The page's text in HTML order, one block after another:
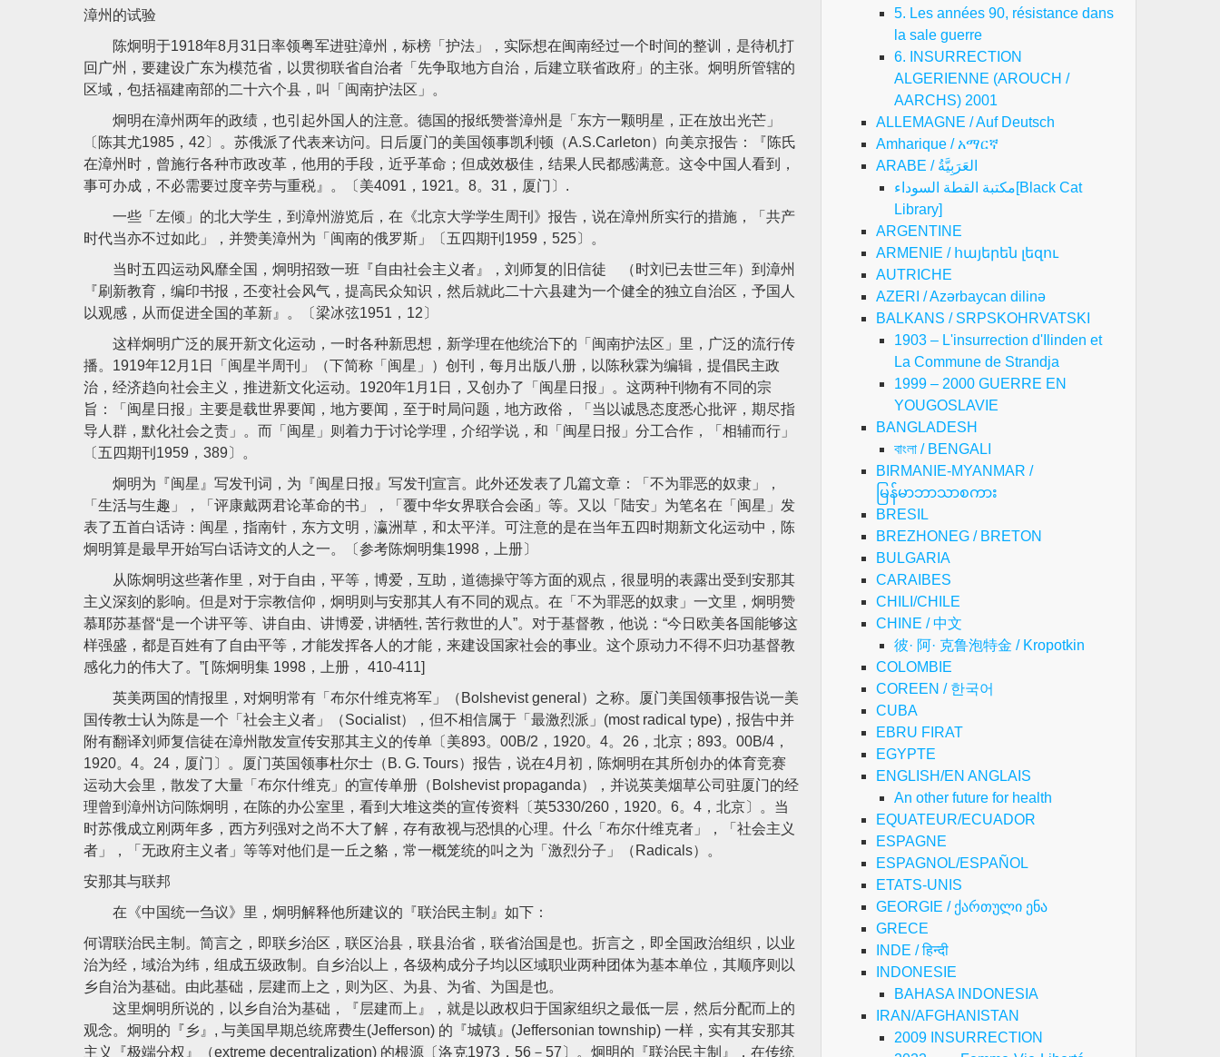
漳州的试验
陈炯明于1918年8月31日率领粤军进驻漳州，标榜「护法」，实际想在闽南经过一个时间的整训，是待机打
回广州，要建设广东为模范省，以贯彻联省自治者「先争取地方自治，后建立联省政府」的主张。炯明所管辖的
区域，包括福建南部的二十六个县，叫「闽南护法区」。
炯明在漳州两年的政绩，也引起外国人的注意。德国的报纸赞誉漳州是「东方一颗明星，正在放出光芒」
〔陈其尤1985，42〕。苏俄派了代表来访问。日后厦门的美国领事凯利顿（A.S.Carleton）向美京报告：『陈氏
在漳州时，曾施行各种市政改革，他用的手段，近乎革命；但成效极佳，结果人民都感满意。这令中国人看到，
事可办成，不必需要过度辛劳与重税』。〔美4091，1921。8。31，厦门〕.
一些「左倾」的北大学生，到漳州游览后，在《北京大学学生周刊》报告，说在漳州所实行的措施，「共产
时代当亦不过如此」，并赞美漳州为「闽南的俄罗斯」〔五四期刊1959，525〕。
当时五四运动风靡全国，炯明招致一班『自由社会主义者』，刘师复的旧信徒 （时刘已去世三年）到漳州
『刷新教育，编印书报，丕变社会风气，提高民众知识，然后就此二十六县建为一个健全的独立自治区，予国人
以观感，从而促进全国的革新』。〔梁冰弦1951，12〕
这样炯明广泛的展开新文化运动，一时各种新思想，新学理在他统治下的「闽南护法区」里，广泛的流行传
播。1919年12月1日「闽星半周刊」（下简称「闽星」）创刊，每月出版八册，以陈秋霖为编辑，提倡民主政
治，经济趋向社会主义，推进新文化运动。1920年1月1日，又创办了「闽星日报」。这两种刊物有不同的宗
旨：「闽星日报」主要是载世界要闻，地方要闻，至于时局问题，地方政俗，「当以诚恳态度悉心批评，期尽指
导人群，默化社会之责」。而「闽星」则着力于讨论学理，介绍学说，和「闽星日报」分工合作，「相辅而行」
〔五四期刊1959，389〕。
炯明为『闽星』写发刊词，为『闽星日报』写发刊宣言。此外还发表了几篇文章：「不为罪恶的奴隶」，
「生活与生趣」，「评康戴两君论革命的书」，「覆中华女界联合会函」等。又以「陆安」为笔名在「闽星」发
表了五首白话诗：闽星，指南针，东方文明，瀛洲草，和太平洋。可注意的是在当年五四时期新文化运动中，陈
炯明算是最早开始写白话诗文的人之一。〔参考陈炯明集1998，上册〕
从陈炯明这些著作里，对于自由，平等，博爱，互助，道德操守等方面的观点，很显明的表露出受到安那其
主义深刻的影响。但是对于宗教信仰，炯明则与安那其人有不同的观点。在「不为罪恶的奴隶」一文里，炯明赞
慕耶苏基督“是一个讲平等、讲自由、讲博爱 , 讲牺牲, 苦行救世的人”。对于基督教，他说：“今日欧美各国能够这
样强盛，都是百姓有了自由平等，才能发挥各人的才能，来建设国家社会的事业。这个原动力不得不归功基督教
感化力的伟大了。”[ 陈炯明集 1998，上册， 410-411]
英美两国的情报里，对炯明常有「布尔什维克将军」（Bolshevist general）之称。厦门美国领事报告说一美
国传教士认为陈是一个「社会主义者」（Socialist），但不相信属于「最激烈派」(most radical type)，报告中并
附有翻译刘师复信徒在漳州散发宣传安那其主义的传单〔美893。00B/2，1920。4。26，北京；893。00B/4，
1920。4。24，厦门〕。厦门英国领事杜尔士（B. G. Tours）报告，说在4月初，陈炯明在其所创办的体育竞赛
运动大会里，散发了大量「布尔什维克」的宣传单册（Bolshevist propaganda），并说英美烟草公司驻厦门的经
理曾到漳州访问陈炯明，在陈的办公室里，看到大堆这类的宣传资料〔英5330/260，1920。6。4，北京〕。当
时苏俄成立刚两年多，西方列强对之尚不大了解，存有敌视与恐惧的心理。什么「布尔什维克者」，「社会主义
者」，「无政府主义者」等等对他们是一丘之貉，常一概笼统的叫之为「激烈分子」（Radicals）。
安那其与联邦
在《中国统一刍议》里，炯明解释他所建议的『联治民主制』如下：
何谓联治民主制。简言之，即联乡治区，联区治县，联县治省，联省治国是也。折言之，即全国政治组织，以业
治为经，域治为纬，组成五级政制。自乡治以上，各级构成分子均以区域职业两种团体为基本单位，其顺序则以
乡自治为基础。由此基础，层建而上之，则为区、为县、为省、为国是也。
这里炯明所说的，以乡自治为基础，『层建而上』，就是以政权归于国家组织之最低一层，然后分配而上的
观念。炯明的『乡』, 与美国早期总统席费生(Jefferson) 的『城镇』(Jeffersonian township) 一样，实有其安那其
主义『极端分权』（extreme decentralization) 的根源〔洛克1973，56－57〕。炯明的『联治民主制』，在传统
5. Les années 90, résistance dans
la sale guerre
6. INSURRECTION
ALGERIENNE (AROUCH /
AARCHS) 2001
ALLEMAGNE / Auf Deutsch
Amharique / አማርኛ
ARABE / العَرَبِيَّةُ
مكتبة القطة السوداء[Black Cat
Library]
ARGENTINE
ARMENIE / հայերեն լեզու
AUTRICHE
AZERI / Azərbaycan dilinə
BALKANS / SRPSKOHRVATSKI
1903 – L'insurrection d'Ilinden et
La Commune de Strandja
1999 – 2000 GUERRE EN
YOUGOSLAVIE
BANGLADESH
বাংলা / BENGALI
BIRMANIE-MYANMAR /
မြန်မာဘာသာစကား
BRESIL
BREZHONEG / BRETON
BULGARIA
CARAIBES
CHILI/CHILE
CHINE / 中文
彼· 阿· 克鲁泡特金 / Kropotkin
COLOMBIE
COREEN / 한국어
CUBA
EBRU FIRAT
EGYPTE
ENGLISH/EN ANGLAIS
An other future for health
EQUATEUR/ECUADOR
ESPAGNE
ESPAGNOL/ESPAÑOL
ETATS-UNIS
GEORGIE / ქართული ენა
GRECE
INDE / हिन्दी
INDONESIE
BAHASA INDONESIA
IRAN/AFGHANISTAN
2009 INSURRECTION